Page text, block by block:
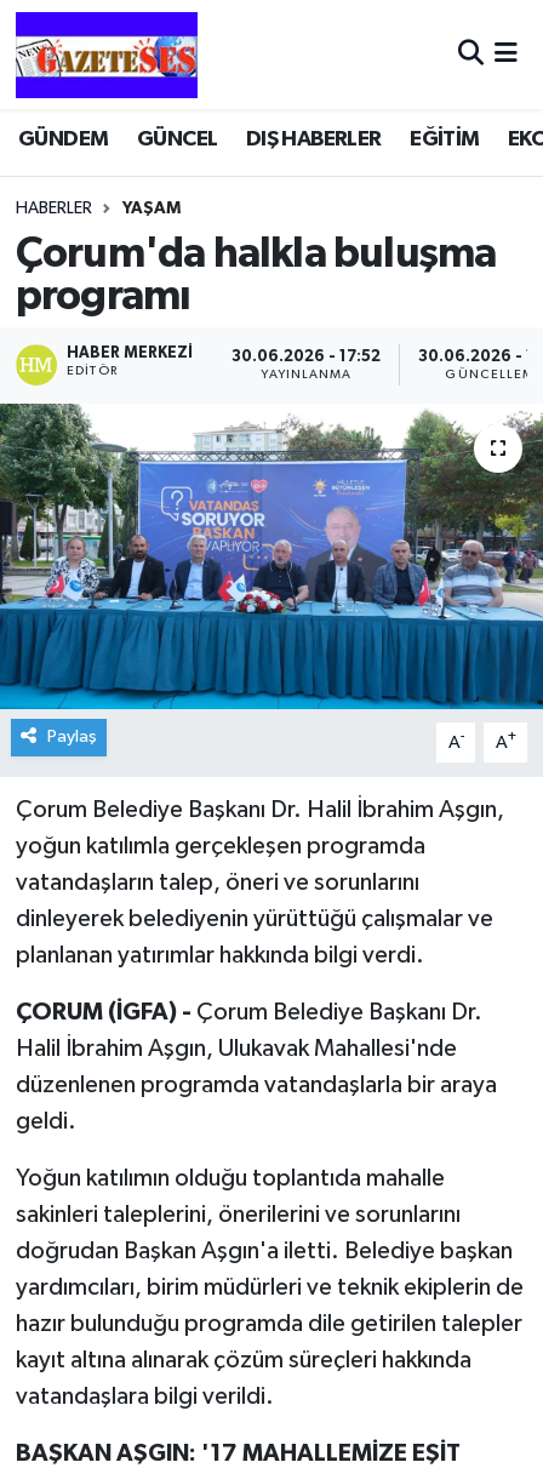
GÜNDEM GÜNCEL DIŞ HABERLER EĞİTİM
HABERLER YAŞAM
Çorum'da halkla buluşma
programı
HABER MERKEZI
EDITÖR
30.06.2026 - 17:52
YAYINLANMA
30.06.2026 -
GÜNCELLEME
Paylaş A- A+
Çorum Belediye Başkanı Dr. Halil İbrahim Aşgın,
yoğun katılımla gerçekleşen programda
vatandaşların talep, öneri ve sorunlarını
dinleyerek belediyenin yürüttüğü çalışmalar ve
planlanan yatırımlar hakkında bilgi verdi.
ÇORUM (İGFA) - Çorum Belediye Başkanı Dr.
Halil İbrahim Aşgın, Ulukavak Mahallesi'nde
düzenlenen programda vatandaşlarla bir araya
geldi.
Yoğun katılımın olduğu toplantıda mahalle
sakinleri taleplerini, önerilerini ve sorunlarını
doğrudan Başkan Aşgın'a iletti. Belediye başkan
yardımcıları, birim müdürleri ve teknik ekiplerin de
hazır bulunduğu programda dile getirilen talepler
kayıt altına alınarak çözüm süreçleri hakkında
vatandaşlara bilgi verildi.
BAŞKAN AŞGIN: '17 MAHALLEMİZE EŞİT